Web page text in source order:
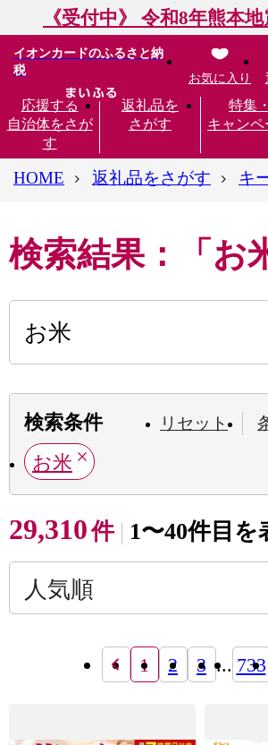
《受付中》 令和8年熊本
イオンカードのふるさと納
税
応援する
自治体をさが
す
返礼品を
さがす
特集・
キャンペ
お気に入り
HOME 返礼品をさがす キ
検索結果：「お
検索条件 リセット
お米
29,310件 1〜40件目を
1 2 3 ... 733